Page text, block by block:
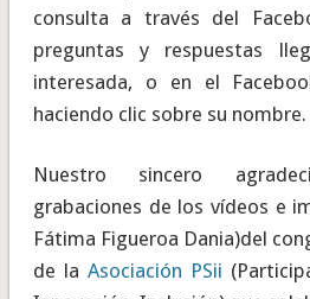
consulta a través del
preguntas y respuestas
interesada, o en el
haciendo clic sobre su nombre.
Nuestro sincero
grabaciones de los vídeos e
Fátima Figueroa Dania)del
de la Asociación PSii